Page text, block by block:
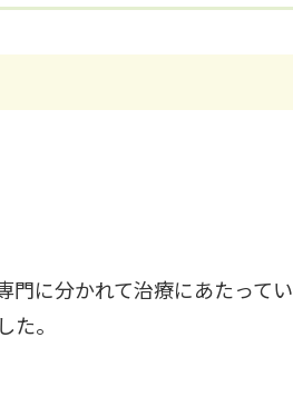
門に分かれて治療にあたってい
。